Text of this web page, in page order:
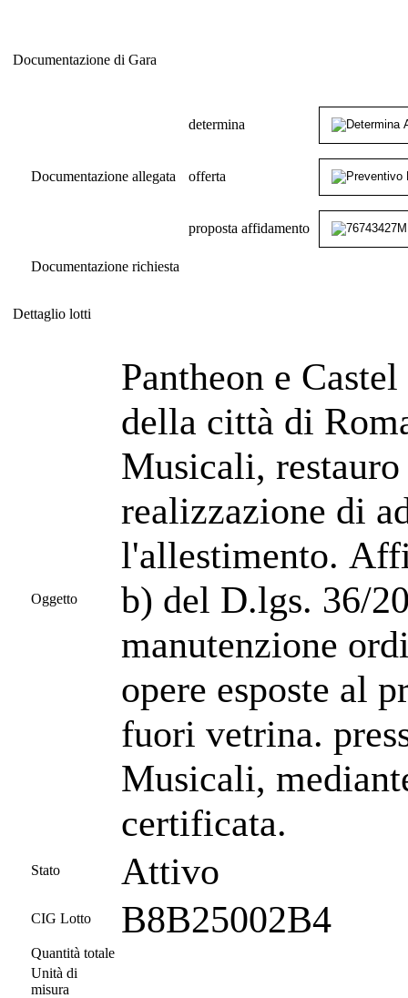
Documentazione di Gara
Documentazione allegata
determina
offerta
proposta affidamento
Documentazione richiesta
Dettaglio lotti
Oggetto
Pantheon e
della città di
Musicali,
realizzazione di
l'allestimento.
b) del D.lgs. 36/
manutenzione
opere esposte al
fuori vetrina.
Musicali,
certificata.
Stato Attivo
CIG Lotto B8B25002B4
Quantità totale
Unità di
misura